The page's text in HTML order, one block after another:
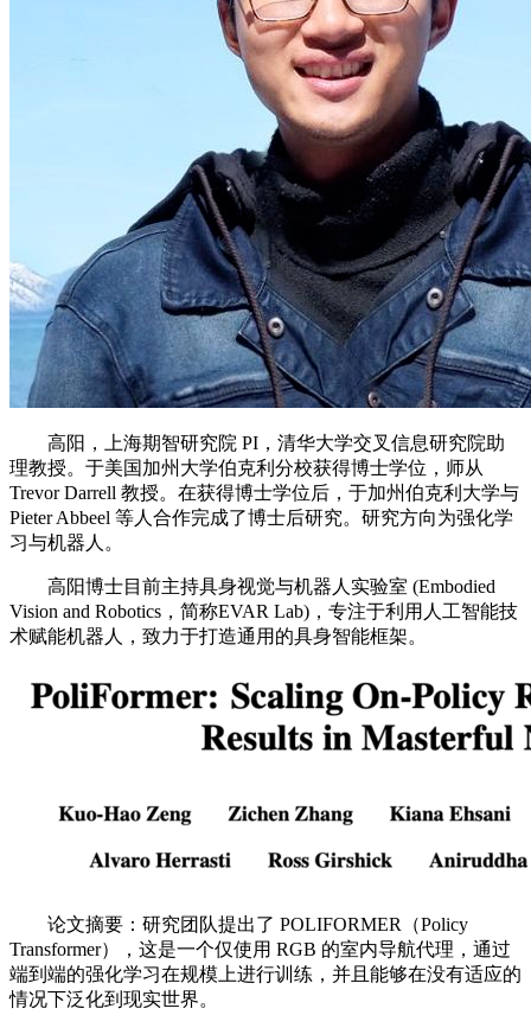
高阳，上海期智研究院 PI，清华大学交叉信息研究院助
理教授。于美国加州大学伯克利分校获得博士学位，师从
Trevor Darrell 教授。在获得博士学位后，于加州伯克利大学与
Pieter Abbeel 等人合作完成了博士后研究。研究方向为强化学
习与机器人。
高阳博士目前主持具身视觉与机器人实验室 (Embodied
Vision and Robotics，简称EVAR Lab)，专注于利用人工智能技
术赋能机器人，致力于打造通用的具身智能框架。
论文摘要：研究团队提出了 POLIFORMER（Policy
Transformer），这是一个仅使用 RGB 的室内导航代理，通过
端到端的强化学习在规模上进行训练，并且能够在没有适应的
情况下泛化到现实世界。